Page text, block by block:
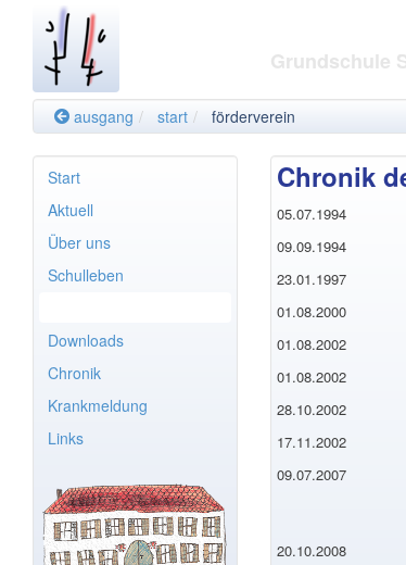
Grundschule
ausgang start förderverein
Start
Aktuell
Über uns
Schulleben
Downloads
Chronik
Krankmeldung
Links
Chronik
05.07.1994
09.09.1994
23.01.1997
01.08.2000
01.08.2002
01.08.2002
28.10.2002
17.11.2002
09.07.2007
20.10.2008